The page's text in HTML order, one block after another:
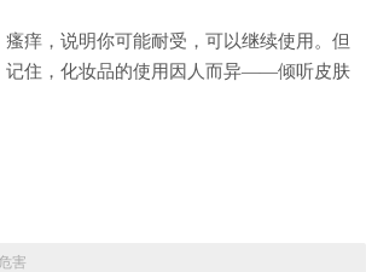
痒，说明你可能耐受，可以继续使用。但
记住，化妆品的使用因人而异——倾听皮肤
害